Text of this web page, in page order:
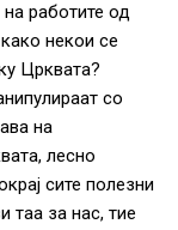
работите од
некои се
Црквата?
со
на
лесно
сите полезни
таа за нас, тие